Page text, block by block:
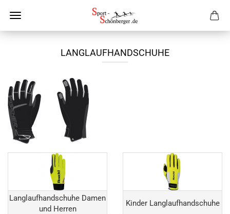
LANGLAUFHANDSCHUHE
Langlaufhandschuhe Damen
und Herren
Kinder Langlaufhandschuhe